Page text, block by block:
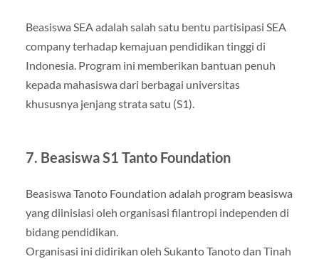
Beasiswa SEA adalah salah satu bentu partisipasi SEA
company terhadap kemajuan pendidikan tinggi di
Indonesia. Program ini memberikan bantuan penuh
kepada mahasiswa dari berbagai universitas
khususnya jenjang strata satu (S1).
7. Beasiswa S1 Tanto Foundation
Beasiswa Tanoto Foundation adalah program beasiswa
yang diinisiasi oleh organisasi filantropi independen di
bidang pendidikan.
Organisasi ini didirikan oleh Sukanto Tanoto dan Tinah